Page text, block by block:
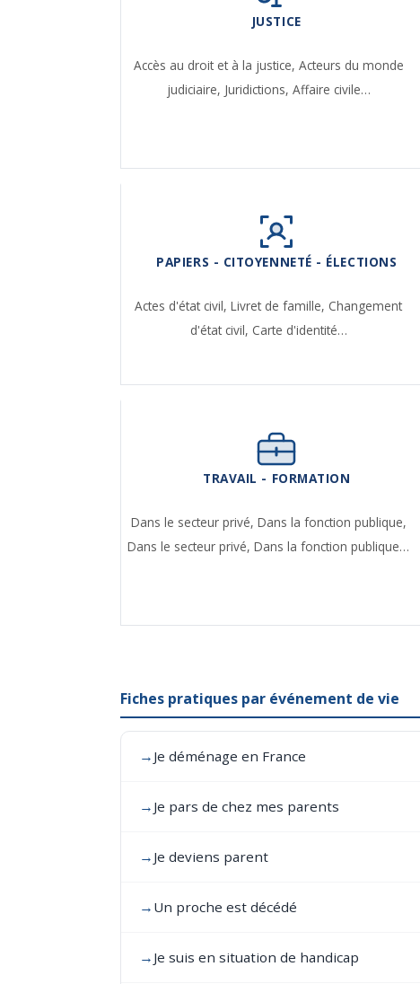
JUSTICE
Accès au droit et à la justice, Acteurs du monde
judiciaire, Juridictions, Affaire civile…
PAPIERS - CITOYENNETÉ - ÉLECTIONS
Actes d'état civil,Livret de famille, Changement
d'état civil, Carte d'identité…
TRAVAIL - FORMATION
Dans le secteur privé, Dans la fonction publique,
Dans le secteur privé,Dans la fonction publique…
Fiches pratiques par événement de vie
→ Je déménage en France
→ Je pars de chez mes parents
→ Je deviens parent
→ Un proche est décédé
→ Je suis en situation de handicap